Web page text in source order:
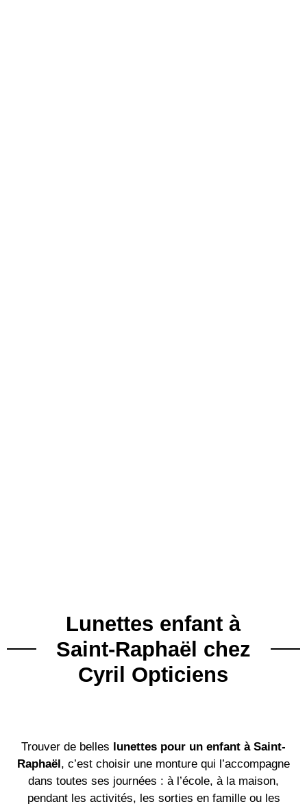
Lunettes enfant à
Saint-Raphaël chez
Cyril Opticiens
Trouver de belles lunettes pour un enfant à Saint-
Raphaël, c’est choisir une monture qui l’accompagne
dans toutes ses journées : à l’école, à la maison,
pendant les activités, les sorties en famille ou les